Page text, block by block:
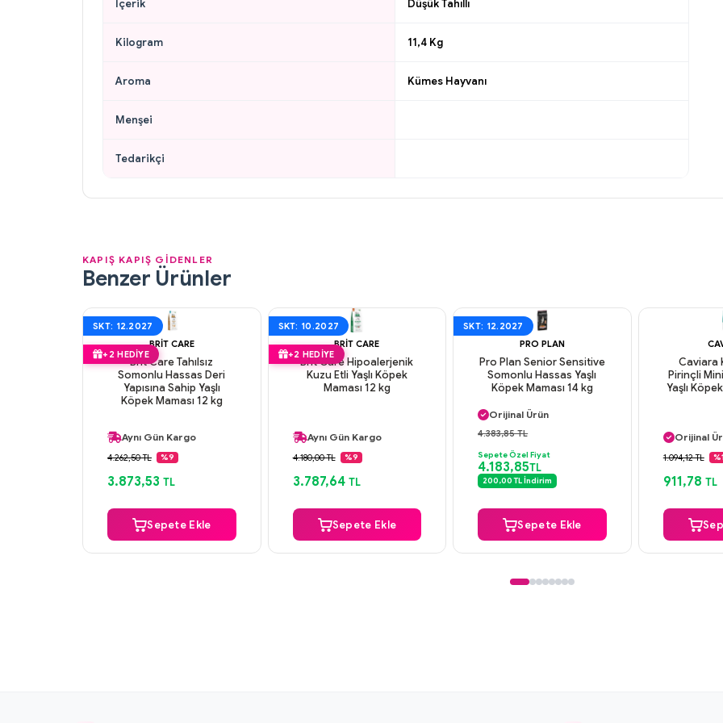
İçerik Düşük Tahıllı
Kilogram 11,4 Kg
Aroma Kümes Hayvanı
Menşei
Tedarikçi
KAPIŞ KAPIŞ GİDENLER
Benzer Ürünler
SKT: 12.2027
+2 HEDIYE
BRIT CARE
Brit Care Tahılsız
Somonlu Hassas Deri
Yapısına Sahip Yaşlı
Köpek Maması 12 kg
Aynı Gün Kargo
Orijinal Ürün
+2 Hediye Ürün
4.262,50 TL %9
3.873,53 TL
Sepete Ekle
SKT: 10.2027
+2 HEDIYE
BRIT CARE
Brit Care Hipoalerjenik
Kuzu Etli Yaşlı Köpek
Maması 12 kg
Aynı Gün Kargo
Orijinal Ürün
+2 Hediye Ürün
4.180,00 TL %9
3.787,64 TL
Sepete Ekle
SKT: 12.2027
PRO PLAN
Pro Plan Senior Sensitive
Somonlu Hassas Yaşlı
Köpek Maması 14 kg
Orijinal Ürün
Güvenli Ödeme
4.383,85 TL
Sepete Özel Fiyat
4.183,85TL
200,00 TL İndirim
Sepete Ekle
Caviara
Pirinçli
Yaşlı
Orijinal
Güvenli
1.094,12 TL
911,78 TL